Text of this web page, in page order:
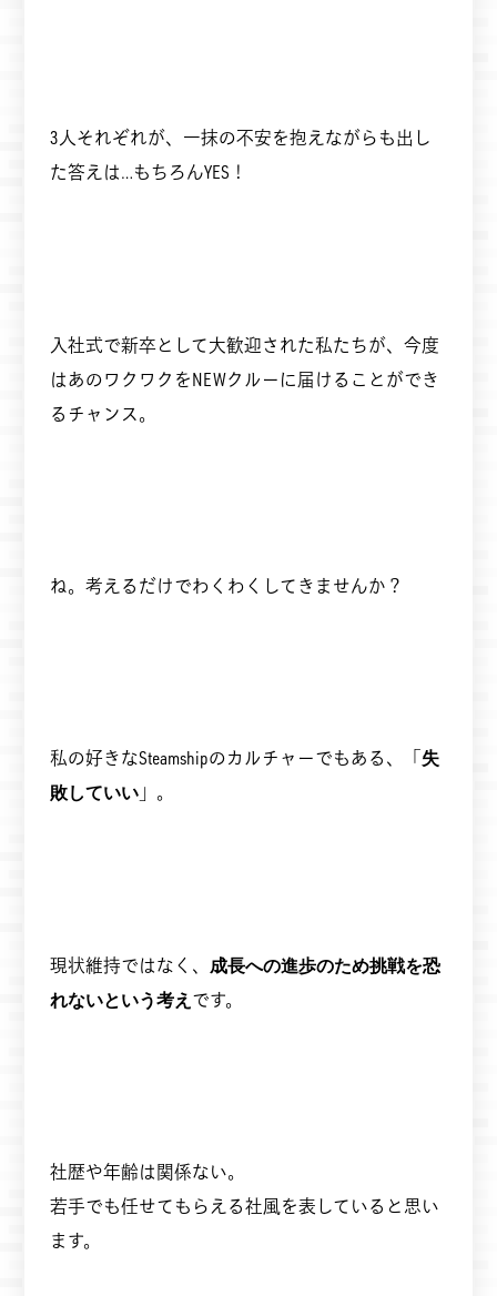
3人それぞれが、一抹の不安を抱えながらも出し
た答えは…もちろんYES！
入社式で新卒として大歓迎された私たちが、今度
はあのワクワクをNEWクルーに届けることができ
るチャンス。
ね。考えるだけでわくわくしてきませんか？
私の好きなSteamshipのカルチャーでもある、「失
敗していい」。
現状維持ではなく、 成長への進歩のため挑戦を恐
れないという考え です。
社歴や年齢は関係ない。
若手でも任せてもらえる社風を表していると思い
ます。